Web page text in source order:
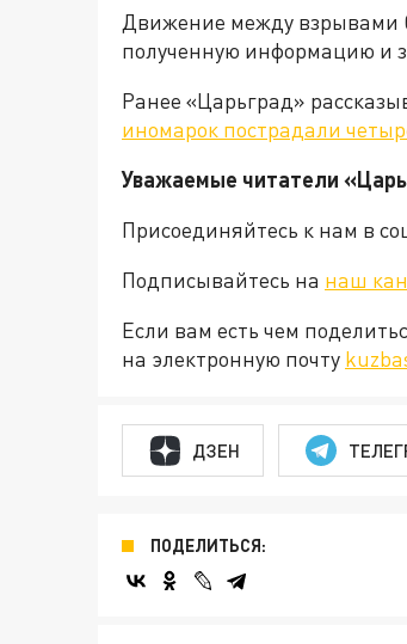
Движение между взрывами
полученную информацию и
Ранее «Царьград»
иномарок пострадали
Уважаемые читатели
Присоединяйтесь к нам в
Подписывайтесь на наш
Если вам есть чем
на электронную почту
ДЗЕН
ПОДЕЛИТЬСЯ: